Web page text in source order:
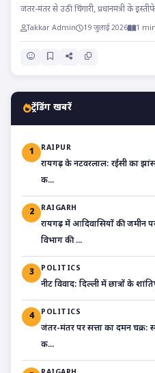
जंतर-मंतर से उठी चिंगारी, प्रधानमंत्री के
Takkar Admin 19 जुलाई 2026 1 min
ट्रेंडिंग खबरें
1 RAIPUR
रायगढ़ के नटवरलाल: रईसी का
क...
2 RAIGARH
रायगढ़ में आदिवासियों की जमीन
विभाग की ...
3 POLITICS
​नीट विवाद: दिल्ली में छात्रों के
4 POLITICS
जंतर-मंतर पर सत्ता का दमन
क...